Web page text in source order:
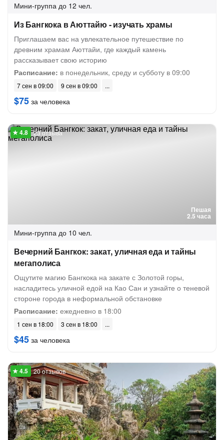
Мини-группа до 12 чел.
Из Бангкока в Аюттайю - изучать храмы
Приглашаем вас на увлекательное путешествие по
древним храмам Аюттайи, где каждый камень
рассказывает свою историю
Расписание: в понедельник, среду и субботу в 09:00
7 сен в 09:00 9 сен в 09:00
$75 за человека
Пешая
2.5 часа
23 отзыва
Мини-группа до 10 чел.
Вечерний Бангкок: закат, уличная еда и тайны
мегаполиса
Ощутите магию Бангкока на закате с Золотой горы,
насладитесь уличной едой на Као Сан и узнайте о теневой
стороне города в неформальной обстановке
Расписание: ежедневно в 18:00
1 сен в 18:00 3 сен в 18:00
$45 за человека
20 отзывов